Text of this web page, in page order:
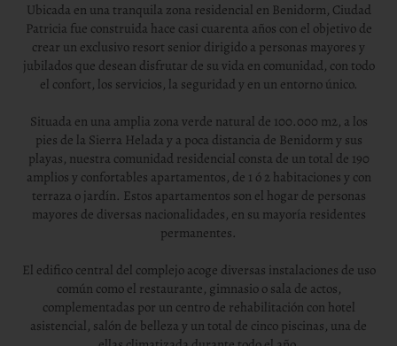
Ubicada en una tranquila zona residencial en Benidorm, Ciudad
Patricia fue construida hace casi cuarenta años con el objetivo de
crear un exclusivo resort senior dirigido a personas mayores y
jubilados que desean disfrutar de su vida en comunidad, con todo
el confort, los servicios, la seguridad y en un entorno único.
Situada en una amplia zona verde natural de 100.000 m2, a los
pies de la Sierra Helada y a poca distancia de Benidorm y sus
playas, nuestra comunidad residencial consta de un total de 190
amplios y confortables apartamentos, de 1 ó 2 habitaciones y con
terraza o jardín. Estos apartamentos son el hogar de personas
mayores de diversas nacionalidades, en su mayoría residentes
permanentes.
El edifico central del complejo acoge diversas instalaciones de uso
común como el restaurante, gimnasio o sala de actos,
complementadas por un centro de rehabilitación con hotel
asistencial, salón de belleza y un total de cinco piscinas, una de